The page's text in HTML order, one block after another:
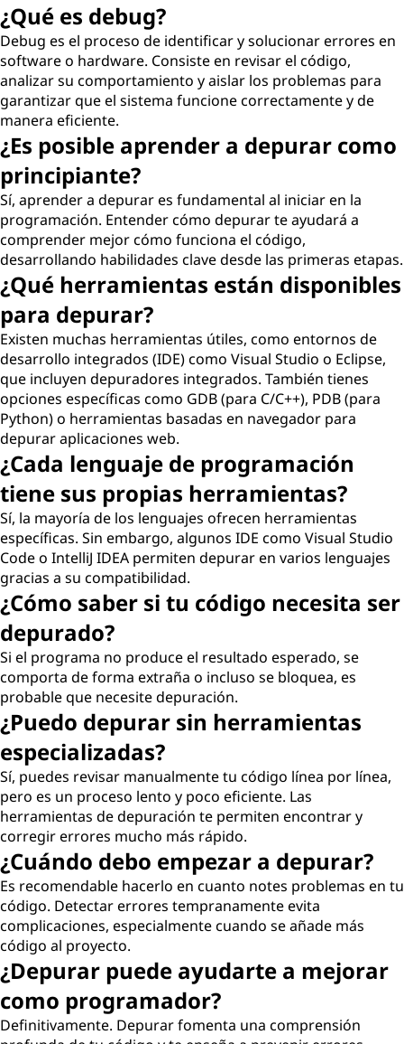
¿Qué es debug?
Debug es el proceso de identificar y solucionar errores en
software o hardware. Consiste en revisar el código,
analizar su comportamiento y aislar los problemas para
garantizar que el sistema funcione correctamente y de
manera eficiente.
¿Es posible aprender a depurar como
principiante?
Sí, aprender a depurar es fundamental al iniciar en la
programación. Entender cómo depurar te ayudará a
comprender mejor cómo funciona el código,
desarrollando habilidades clave desde las primeras etapas.
¿Qué herramientas están disponibles
para depurar?
Existen muchas herramientas útiles, como entornos de
desarrollo integrados (IDE) como Visual Studio o Eclipse,
que incluyen depuradores integrados. También tienes
opciones específicas como GDB (para C/C++), PDB (para
Python) o herramientas basadas en navegador para
depurar aplicaciones web.
¿Cada lenguaje de programación
tiene sus propias herramientas?
Sí, la mayoría de los lenguajes ofrecen herramientas
específicas. Sin embargo, algunos IDE como Visual Studio
Code o IntelliJ IDEA permiten depurar en varios lenguajes
gracias a su compatibilidad.
¿Cómo saber si tu código necesita ser
depurado?
Si el programa no produce el resultado esperado, se
comporta de forma extraña o incluso se bloquea, es
probable que necesite depuración.
¿Puedo depurar sin herramientas
especializadas?
Sí, puedes revisar manualmente tu código línea por línea,
pero es un proceso lento y poco eficiente. Las
herramientas de depuración te permiten encontrar y
corregir errores mucho más rápido.
¿Cuándo debo empezar a depurar?
Es recomendable hacerlo en cuanto notes problemas en tu
código. Detectar errores tempranamente evita
complicaciones, especialmente cuando se añade más
código al proyecto.
¿Depurar puede ayudarte a mejorar
como programador?
Definitivamente. Depurar fomenta una comprensión